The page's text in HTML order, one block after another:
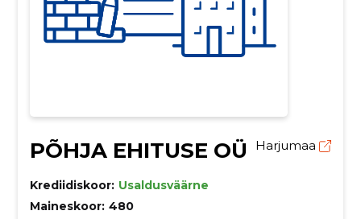
PÕHJA EHITUSE OÜ Harjumaa
Krediidiskoor: Usaldusväärne
Maineskoor: 480